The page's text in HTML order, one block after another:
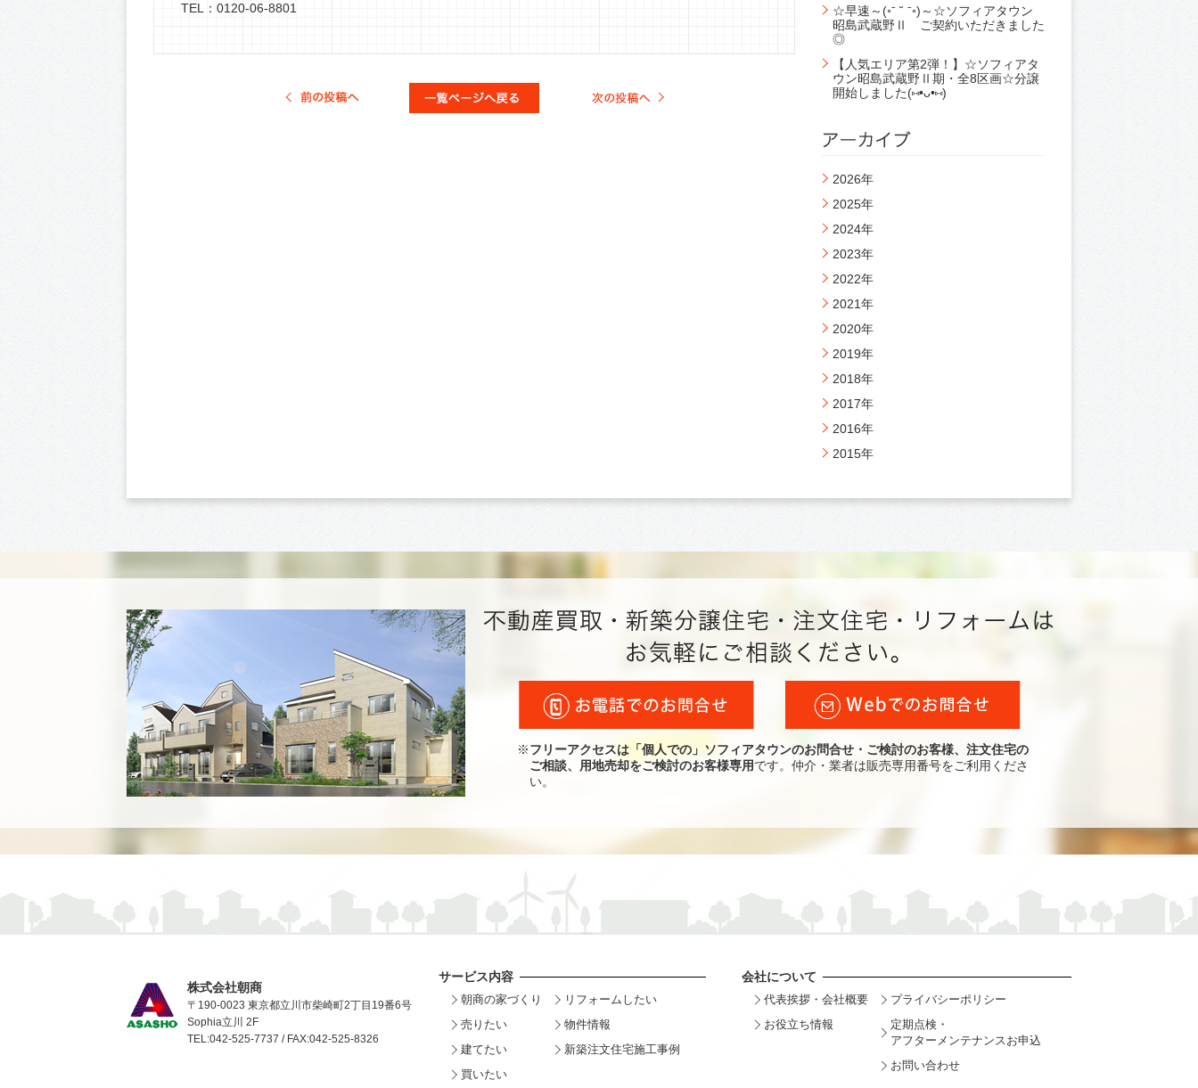
TEL：0120-06-8801
☆早速～(◦ˉ ˘ ˉ◦)～☆ソフィアタウン
昭島武蔵野Ⅱ ご契約いただきました
◎
【人気エリア第2弾！】☆ソフィアタ
ウン昭島武蔵野Ⅱ期・全8区画☆分譲
開始しました(⑅•ᴗ•⑅)
2026年
2025年
2024年
2023年
2022年
2021年
2020年
2019年
2018年
2017年
2016年
2015年
※フリーアクセスは「個人での」ソフィアタウンのお問合せ・ご検討のお客様、注文住宅の
ご相談、用地売却をご検討のお客様専用です。仲介・業者は販売専用番号をご利用くださ
い。
株式会社朝商
〒190-0023 東京都立川市柴崎町2丁目19番6号
Sophia立川 2F
TEL:042-525-7737 / FAX:042-525-8326
サービス内容
朝商の家づくり
売りたい
建てたい
買いたい
リフォームしたい
物件情報
新築注文住宅施工事例
会社について
代表挨拶・会社概要
お役立ち情報
プライバシーポリシー
定期点検・
アフターメンテナンスお申込
お問い合わせ